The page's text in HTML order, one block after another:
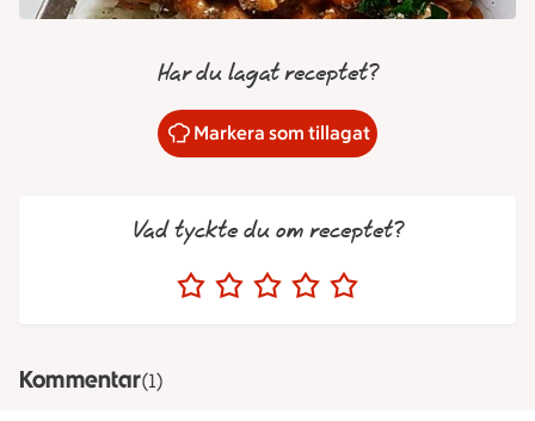
Har du lagat receptet?
Markera som tillagat
Vad tyckte du om receptet?
Kommentar(1)